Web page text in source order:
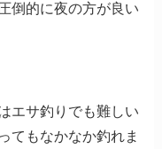
倒的に夜の方が良い
エサ釣りでも難しい
てもなかなか釣れま